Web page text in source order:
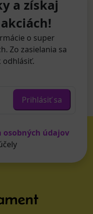
a získaj
o super
Zo zasielania sa
odhlásiť.
Prihlásiť sa
osobných údajov